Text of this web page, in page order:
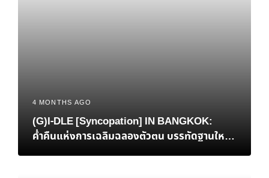
4 MONTHS AGO
(G)I-DLE [Syncopation] IN BANGKOK:
ค่ำคืนแห่งการเฉลิมฉลองตัวตน บรรทัดฐานใหม่